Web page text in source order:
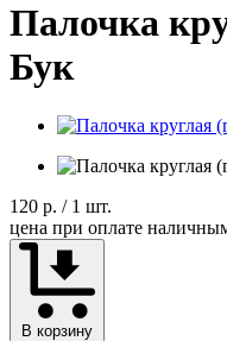
Палочка
Бук
120 р. / 1 шт.
цена при оплате
В корзину